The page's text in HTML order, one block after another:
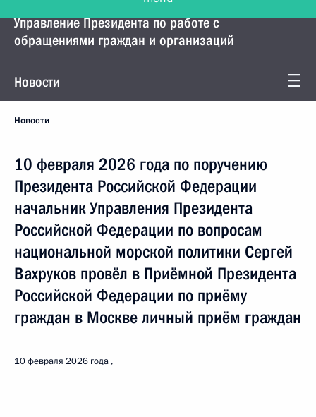
Управление Президента по работе с
обращениями граждан и организаций
Новости
Новости
10 февраля 2026 года по поручению
Президента Российской Федерации
начальник Управления Президента
Российской Федерации по вопросам
национальной морской политики Сергей
Вахруков провёл в Приёмной Президента
Российской Федерации по приёму
граждан в Москве личный приём граждан
10 февраля 2026 года